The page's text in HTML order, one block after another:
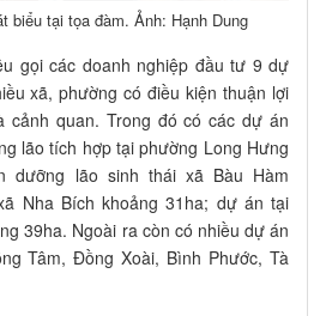
biểu tại tọa đàm. Ảnh: Hạnh Dung
gọi các doanh nghiệp đầu tư 9 dự
xã, phường có điều kiện thuận lợi
cảnh quan. Trong đó có các dự án
lão tích hợp tại phường Long Hưng
dưỡng lão sinh thái xã Bàu Hàm
Nha Bích khoảng 31ha; dự án tại
39ha. Ngoài ra còn có nhiều dự án
Tâm, Đồng Xoài, Bình Phước, Tà